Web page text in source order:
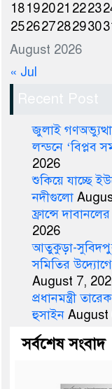
August 2026
18192021 2223
252627282930
« Jul
Recent Post
জুলাই
লন্ডনে ‘বিপ্লব
2026
শুকিয়ে যাচ্ছে
নদীগুলো
ফ্রান্সে
2026
আতুকুড়া-
সমিতির
August 7,
প্রধানমন্ত্রী
হুসাইন August
সর্বশেষ সংবাদ